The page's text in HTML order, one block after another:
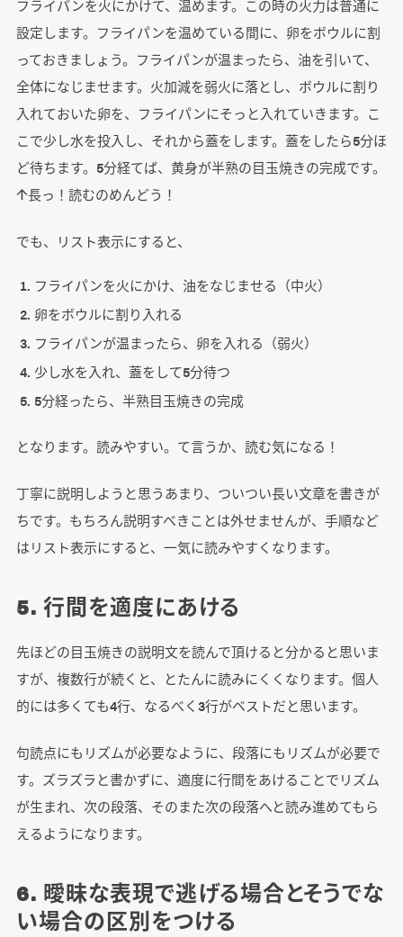
フライパンを火にかけて、温めます。この時の火力は普通に
設定します。フライパンを温めている間に、卵をボウルに割
っておきましょう。フライパンが温まったら、油を引いて、
全体になじませます。火加減を弱火に落とし、ボウルに割り
入れておいた卵を、フライパンにそっと入れていきます。こ
こで少し水を投入し、それから蓋をします。蓋をしたら5分ほ
ど待ちます。5分経てば、黄身が半熟の目玉焼きの完成です。
↑長っ！読むのめんどう！
でも、リスト表示にすると、
フライパンを火にかけ、油をなじませる（中火）
卵をボウルに割り入れる
フライパンが温まったら、卵を入れる（弱火）
少し水を入れ、蓋をして5分待つ
5分経ったら、半熟目玉焼きの完成
となります。読みやすい。て言うか、読む気になる！
丁寧に説明しようと思うあまり、ついつい長い文章を書きが
ちです。もちろん説明すべきことは外せませんが、手順など
はリスト表示にすると、一気に読みやすくなります。
5. 行間を適度にあける
先ほどの目玉焼きの説明文を読んで頂けると分かると思いま
すが、複数行が続くと、とたんに読みにくくなります。個人
的には多くても4行、なるべく3行がベストだと思います。
句読点にもリズムが必要なように、段落にもリズムが必要で
す。ズラズラと書かずに、適度に行間をあけることでリズム
が生まれ、次の段落、そのまた次の段落へと読み進めてもら
えるようになります。
6. 曖昧な表現で逃げる場合とそうでな
い場合の区別をつける